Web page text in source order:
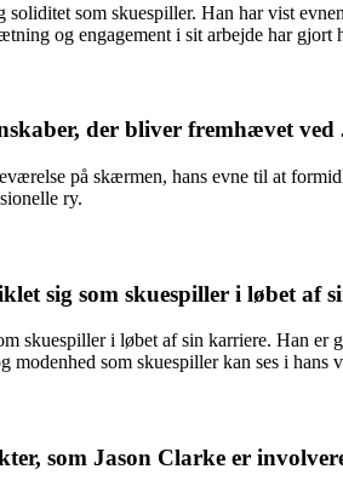
som skuespiller. Han har vist
og engagement i sit arbejde har gjort
der bliver fremhævet
på skærmen, hans evne til at
ry.
sig som skuespiller i løbet af
skuespiller i løbet af sin karriere. Han
som skuespiller kan ses i
som Jason Clarke er